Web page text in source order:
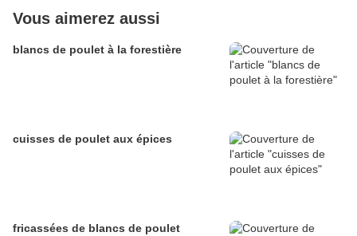
Vous aimerez aussi
blancs de poulet à la forestière
cuisses de poulet aux épices
fricassées de blancs de poulet